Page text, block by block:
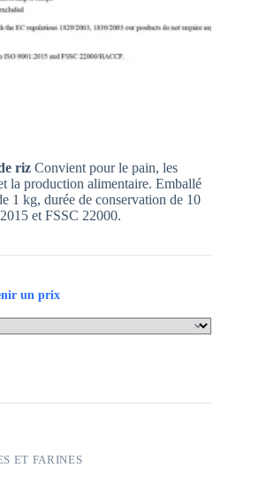
riz Convient pour le pain, les
la production alimentaire. Emballé
1 kg, durée de conservation de 10
et FSSC 22000.
un prix
ET FARINES